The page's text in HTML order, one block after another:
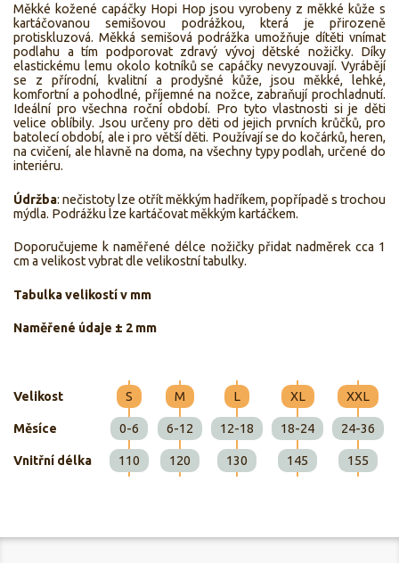
Měkké kožené capáčky Hopi Hop jsou vyrobeny z měkké kůže s
kartáčovanou semišovou podrážkou, která je přirozeně
protiskluzová. Měkká semišová podrážka umožňuje dítěti vnímat
podlahu a tím podporovat zdravý vývoj dětské nožičky. Díky
elastickému lemu okolo kotníků se capáčky nevyzouvají. Vyrábějí
se z přírodní, kvalitní a prodyšné kůže, jsou měkké, lehké,
komfortní a pohodlné, příjemné na nožce, zabraňují prochladnutí.
Ideální pro všechna roční období. Pro tyto vlastnosti si je děti
velice oblíbily. Jsou určeny pro děti od jejich prvních krůčků, pro
batolecí období, ale i pro větší děti. Používají se do kočárků, heren,
na cvičení, ale hlavně na doma, na všechny typy podlah, určené do
interiéru.
Údržba: nečistoty lze otřít měkkým hadříkem, popřípadě s trochou
mýdla. Podrážku lze kartáčovat měkkým kartáčkem.
Doporučujeme k naměřené délce nožičky přidat nadměrek cca 1
cm a velikost vybrat dle velikostní tabulky.
Tabulka velikostí v mm
Naměřené údaje ± 2 mm
Velikost S M L XL XXL
Měsíce 0-6 6-12 12-18 18-24 24-36
Vnitřní délka 110 120 130 145 155